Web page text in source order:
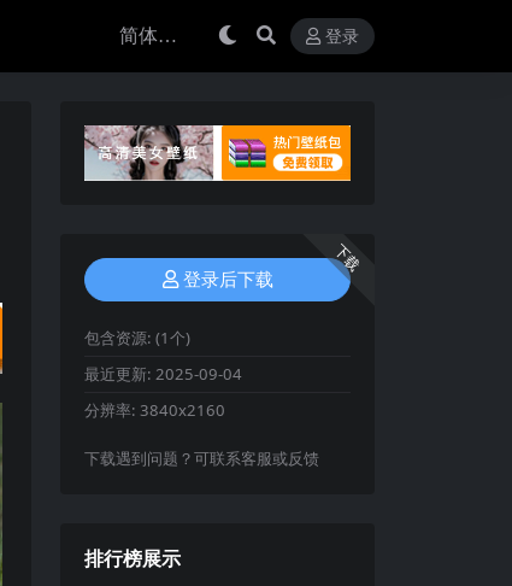
登录
下载
登录后下载
包含资源: (1个)
最近更新: 2025-09-04
分辨率: 3840x2160
下载遇到问题？可联系客服或反馈
排行榜展示